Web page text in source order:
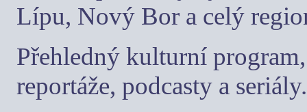
Lípu, Nový Bor a celý
Přehledný kulturní
reportáže, podcasty a seriály.